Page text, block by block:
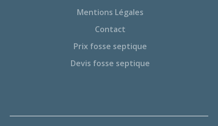
Mentions Légales
Contact
Prix fosse septique
Devis fosse septique